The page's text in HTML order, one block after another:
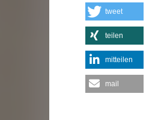
tweet
teilen
mitteilen
mail